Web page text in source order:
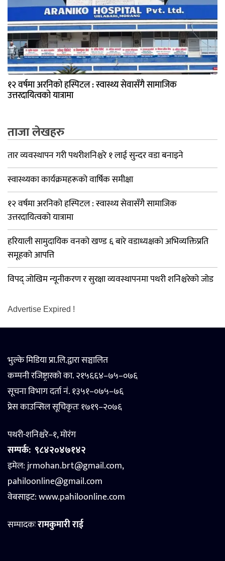
१२ वर्षमा अरनिको हस्पिटल : स्वास्थ्य सेवासँगै सामाजिक
उत्तरदायित्वको यात्रामा
ताजा लेखहरु
तार व्यवस्थापन गरी पथरीशनिश्चरे १ लाई सुन्दर वडा बनाइने
स्वास्थ्यका कार्यक्रमहरूको वार्षिक समीक्षा
१२ वर्षमा अरनिको हस्पिटल : स्वास्थ्य सेवासँगै सामाजिक
उत्तरदायित्वको यात्रामा
हरियाली सामुदायिक वनको खण्ड ६ बारे वडाध्यक्षको अभिव्यक्तिप्रति
समूहको आपत्ति
विपद् जोखिम न्यूनीकरण र सुरक्षा व्यवस्थापनमा पथरी शनिश्चरेको जोड
Advertise Expired !
भुल्के मिडिया प्रा.लि.द्वारा सञ्चालित
कम्पनी रजिष्ट्रारको का. २१५६६४–७५–०७६
सूचना विभाग दर्ता नं. १३५१–०७५–७६
प्रेस काउन्सिल सूचिकृतः १७१९–२०७६
पथरी-शनिश्चरे–१, मोरंग
सम्पर्क: ९८४२०४७१४२
इमेल: jrmohan.brt@gmail.com,
pahiloonline@gmail.com
वेबसाइट:www.pahiloonline.com
सम्पादकःरामकुमारी राई